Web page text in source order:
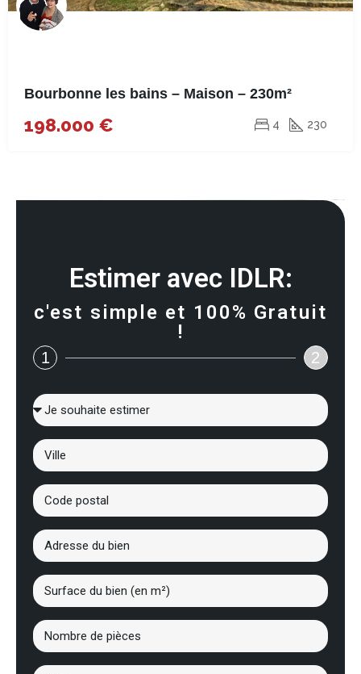
Bourbonne les bains – Maison – 230m²
198.000 € 4 230
Estimer avec IDLR:
c'est simple et 100% Gratuit
!
1 2